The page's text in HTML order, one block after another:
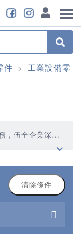
件 > 工業設備零
，伍全企業深耕
格、多元產品、
清除條件